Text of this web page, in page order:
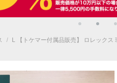
/ L 【トケマー付属品販売】 ロレック